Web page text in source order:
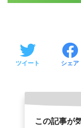
ツイート シェア
この記事が